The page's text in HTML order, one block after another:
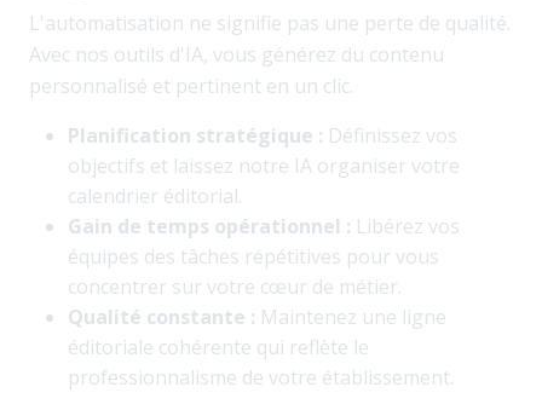
L'automatisation ne signifie pas une perte de qualité.
Avec nos outils d'IA, vous générez du contenu
personnalisé et pertinent en un clic.
Planification stratégique : Définissez vos
objectifs et laissez notre IA organiser votre
calendrier éditorial.
Gain de temps opérationnel : Libérez vos
équipes des tâches répétitives pour vous
concentrer sur votre cœur de métier.
Qualité constante : Maintenez une ligne
éditoriale cohérente qui reflète le
professionnalisme de votre établissement.